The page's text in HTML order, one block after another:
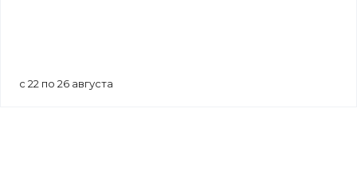
с 22 по 26 августа